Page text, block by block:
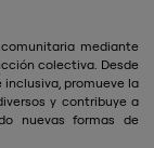
mediante
colectiva. Desde
promueve la
y contribuye a
nuevas formas de